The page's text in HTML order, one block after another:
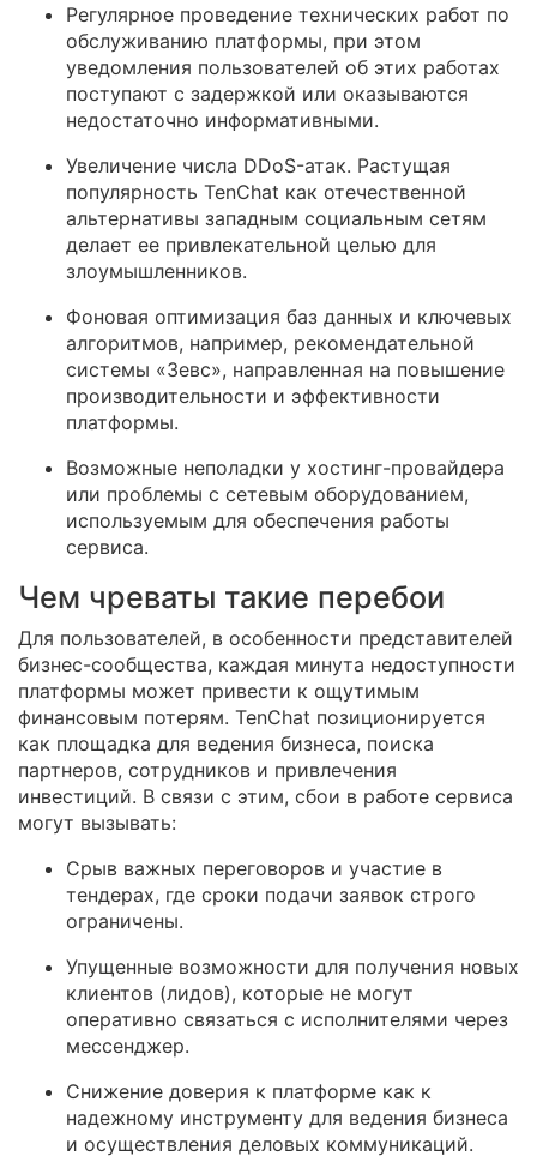
Регулярное проведение технических работ по
обслуживанию платформы, при этом
уведомления пользователей об этих работах
поступают с задержкой или оказываются
недостаточно информативными.
Увеличение числа DDoS-атак. Растущая
популярность TenChat как отечественной
альтернативы западным социальным сетям
делает ее привлекательной целью для
злоумышленников.
Фоновая оптимизация баз данных и ключевых
алгоритмов, например, рекомендательной
системы «Зевс», направленная на повышение
производительности и эффективности
платформы.
Возможные неполадки у хостинг-провайдера
или проблемы с сетевым оборудованием,
используемым для обеспечения работы
сервиса.
Чем чреваты такие перебои
Для пользователей, в особенности представителей
бизнес-сообщества, каждая минута недоступности
платформы может привести к ощутимым
финансовым потерям. TenChat позиционируется
как площадка для ведения бизнеса, поиска
партнеров, сотрудников и привлечения
инвестиций. В связи с этим, сбои в работе сервиса
могут вызывать:
Срыв важных переговоров и участие в
тендерах, где сроки подачи заявок строго
ограничены.
Упущенные возможности для получения новых
клиентов (лидов), которые не могут
оперативно связаться с исполнителями через
мессенджер.
Снижение доверия к платформе как к
надежному инструменту для ведения бизнеса
и осуществления деловых коммуникаций.